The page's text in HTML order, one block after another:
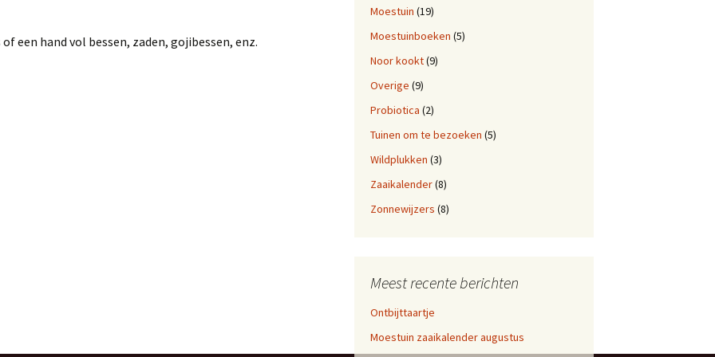
een hand vol bessen, zaden, gojibessen, enz.
Moestuin (19)
Moestuinboeken (5)
Noor kookt(9)
Overige (9)
Probiotica (2)
Tuinen om te bezoeken (5)
Wildplukken (3)
Zaaikalender(8)
Zonnewijzers (8)
Meest recente berichten
Ontbijttaartje
Moestuin zaaikalender augustus